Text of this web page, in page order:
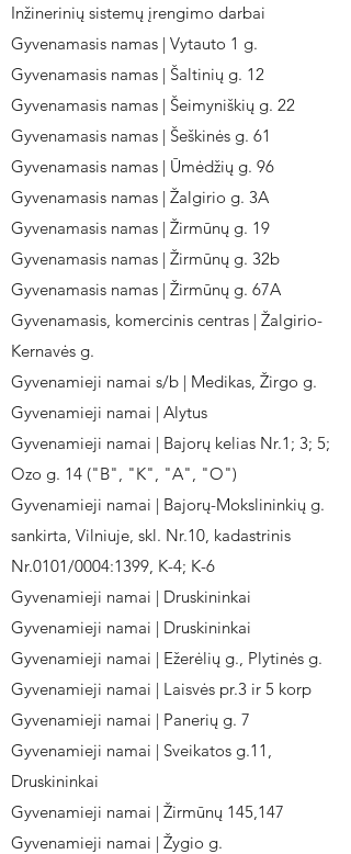
Inžinerinių sistemų įrengimo darbai
Gyvenamasis namas | Vytauto 1 g.
Gyvenamasis namas | Šaltinių g. 12
Gyvenamasis namas | Šeimyniškių g. 22
Gyvenamasis namas | Šeškinės g. 61
Gyvenamasis namas | Ūmėdžių g. 96
Gyvenamasis namas | Žalgirio g. 3A
Gyvenamasis namas | Žirmūnų g. 19
Gyvenamasis namas | Žirmūnų g. 32b
Gyvenamasis namas | Žirmūnų g. 67A
Gyvenamasis, komercinis centras | Žalgirio-
Kernavės g.
Gyvenamieji namai s/b | Medikas, Žirgo g.
Gyvenamieji namai | Alytus
Gyvenamieji namai | Bajorų kelias Nr.1; 3; 5;
Ozo g. 14 ("B", "K", "A", "O")
Gyvenamieji namai | Bajorų-Mokslininkių g.
sankirta, Vilniuje, skl. Nr.10, kadastrinis
Nr.0101/0004:1399, K-4; K-6
Gyvenamieji namai | Druskininkai
Gyvenamieji namai | Druskininkai
Gyvenamieji namai | Ežerėlių g., Plytinės g.
Gyvenamieji namai | Laisvės pr.3 ir 5 korp
Gyvenamieji namai | Panerių g. 7
Gyvenamieji namai | Sveikatos g.11,
Druskininkai
Gyvenamieji namai | Žirmūnų 145,147
Gyvenamieji namai | Žygio g.